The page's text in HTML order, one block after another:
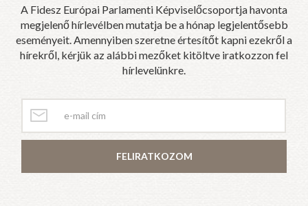
A Fidesz Európai Parlamenti Képviselőcsoportja havonta
megjelenő hírlevélben mutatja be a hónap legjelentősebb
eseményeit. Amennyiben szeretne értesítőt kapni ezekről a
hírekről, kérjük az alábbi mezőket kitöltve iratkozzon fel
hírlevelünkre.
FELIRATKOZOM